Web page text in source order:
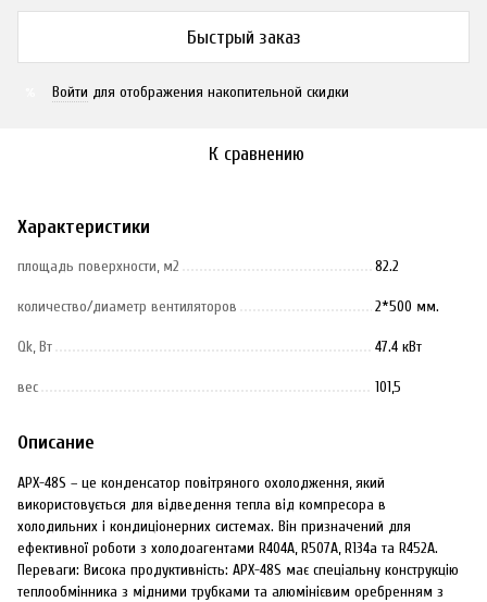
Быстрый заказ
Войти для отображения накопительной скидки
К сравнению
Характеристики
площадь поверхности, м2 82.2
количество/диаметр вентиляторов 2*500 мм.
Qk, Вт 47.4 кВт
вес 101,5
Описание
APX-48S – це конденсатор повітряного охолодження, який
використовується для відведення тепла від компресора в
холодильних і кондиціонерних системах. Він призначений для
ефективної роботи з холодоагентами R404A, R507A, R134a та R452A.
Переваги: Висока продуктивність: APX-48S має спеціальну конструкцію
теплообмінника з мідними трубками та алюмінієвим оребренням з